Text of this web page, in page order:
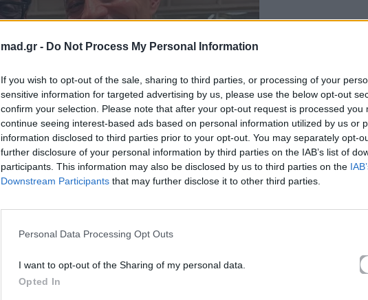
mad.gr - Do Not Process My Personal Information
If you wish to opt-out of the sale, sharing to third parties, or processing of your
sensitive information for targeted advertising by us, please use the below opt-out
confirm your selection. Please note that after your opt-out request is processed you
continue seeing interest-based ads based on personal information utilized by us or
information disclosed to third parties prior to your opt-out. You may separately opt-
further disclosure of your personal information by third parties on the IAB’s list of
participants. This information may also be disclosed by us to third parties on the
Downstream Participants that may further disclose it to other third parties.
Personal Data Processing Opt Outs
I want to opt-out of the Sharing of my personal data.
Opted In